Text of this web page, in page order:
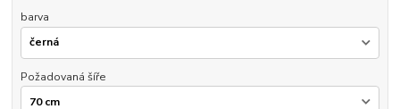
barva
Požadovaná šíře